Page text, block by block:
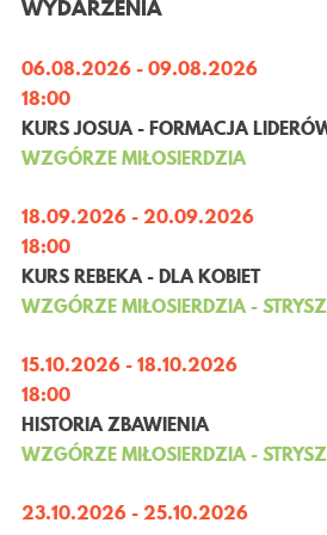
WYDARZENIA
06.08.2026 - 09.08.2026
18:00
KURS JOSUA - FORMACJA
WZGÓRZE MIŁOSIERDZIA
18.09.2026 - 20.09.2026
18:00
KURS REBEKA - DLA KOBIET
WZGÓRZE MIŁOSIERDZIA -
15.10.2026 - 18.10.2026
18:00
HISTORIA ZBAWIENIA
WZGÓRZE MIŁOSIERDZIA -
23.10.2026 - 25.10.2026